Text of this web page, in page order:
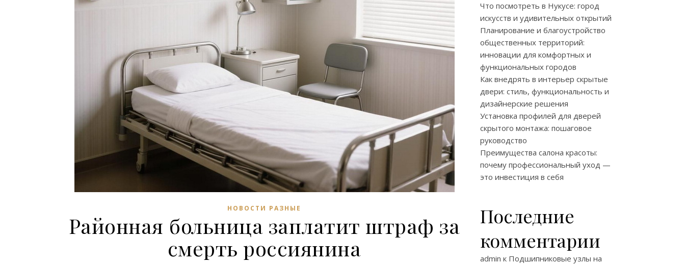
НОВОСТИ РАЗНЫЕ
Районная больница заплатит штраф за
смерть россиянина
Что посмотреть в Нукусе: город
искусств и удивительных открытий
Планирование и благоустройство
общественных территорий:
инновации для комфортных и
функциональных городов
Как внедрять в интерьер скрытые
двери: стиль, функциональность и
дизайнерские решения
Установка профилей для дверей
скрытого монтажа: пошаговое
руководство
Преимущества салона красоты:
почему профессиональный уход —
это инвестиция в себя
Последние
комментарии
admin к Подшипниковые узлы на